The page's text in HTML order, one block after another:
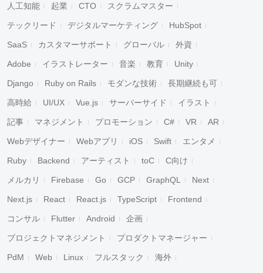
人工知能 起業 CTO スクラムマスター
テックリード デジタルマーケティング HubSpot
SaaS カスタマーサポート グローバル 外資
Adobe イラストレーター 音楽 教育 Unity
Django Ruby on Rails モダンな技術 長期継続も可
高時給 UI/UX Vue.js サーバーサイド イラスト
記事 マネジメント プロモーション C# VR AR
Webデザイナー Webアプリ iOS Swift エンタメ
Ruby Backend アーティスト toC C向け
メルカリ Firebase Go GCP GraphQL Next
Next.js React React.js TypeScript Frontend
コンサル Flutter Android 企画
プロジェクトマネジメント プロダクトマネージャー
PdM Web Linux フルスタック 海外